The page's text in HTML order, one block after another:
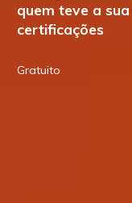
quem teve a
certificações
Gratuito